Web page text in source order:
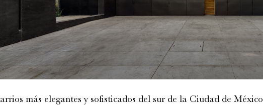
más elegantes y sofisticados del sur de la Ciudad de México